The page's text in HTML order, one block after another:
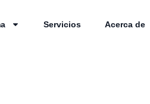
Servicios Acerca de